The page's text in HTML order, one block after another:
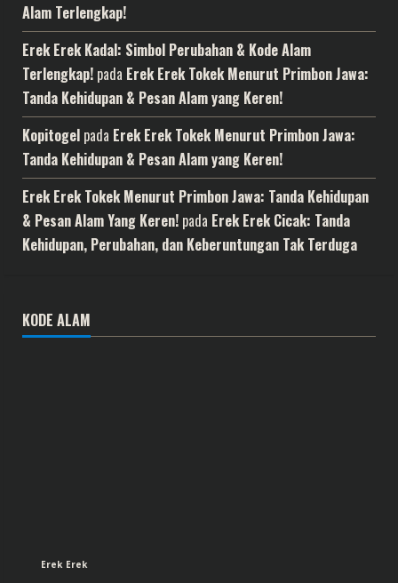
Alam Terlengkap!
Erek Erek Kadal: Simbol Perubahan & Kode Alam
Terlengkap! pada Erek Erek Tokek Menurut Primbon Jawa:
Tanda Kehidupan & Pesan Alam yang Keren!
Kopitogel pada Erek Erek Tokek Menurut Primbon Jawa:
Tanda Kehidupan & Pesan Alam yang Keren!
Erek Erek Tokek Menurut Primbon Jawa: Tanda Kehidupan
& Pesan Alam Yang Keren! pada Erek Erek Cicak: Tanda
Kehidupan, Perubahan, dan Keberuntungan Tak Terduga
KODE ALAM
Erek Erek